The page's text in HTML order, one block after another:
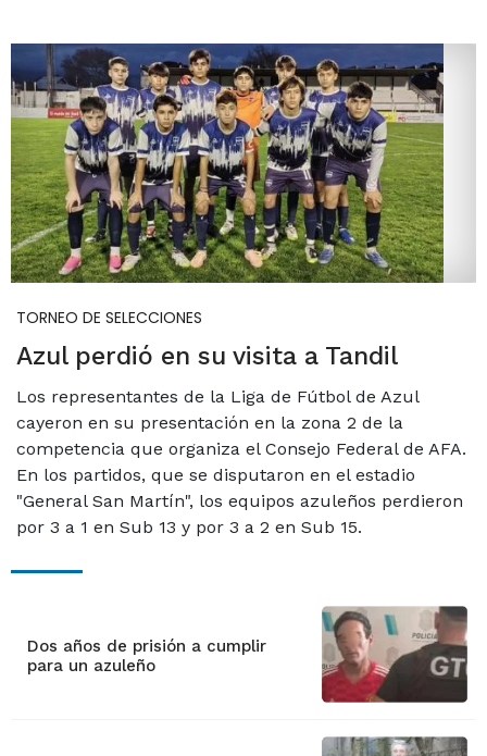
TORNEO DE SELECCIONES
Azul perdió en su visita a Tandil
Los representantes de la Liga de Fútbol de Azul
cayeron en su presentación en la zona 2 de la
competencia que organiza el Consejo Federal de AFA.
En los partidos, que se disputaron en el estadio
"General San Martín", los equipos azuleños perdieron
por 3 a 1 en Sub 13 y por 3 a 2 en Sub 15.
Dos años de prisión a cumplir
para un azuleño